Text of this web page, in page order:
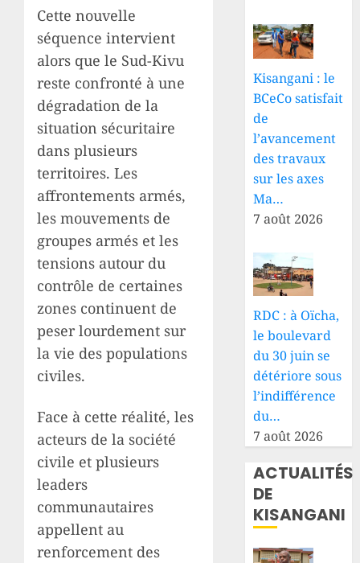
Cette nouvelle
séquence intervient
alors que le Sud-Kivu
reste confronté à une
dégradation de la
situation sécuritaire
dans plusieurs
territoires. Les
affrontements armés,
les mouvements de
groupes armés et les
tensions autour du
contrôle de certaines
zones continuent de
peser lourdement sur
la vie des populations
civiles.
Face à cette réalité, les
acteurs de la société
civile et plusieurs
leaders
communautaires
appellent au
renforcement des
Kisangani : le
BCeCo satisfait
de
l’avancement
des travaux
sur les axes
Ma…
7 août 2026
RDC : à Oïcha,
le boulevard
du 30 juin se
détériore sous
l’indifférence
du…
7 août 2026
ACTUALITÉS
DE
KISANGANI